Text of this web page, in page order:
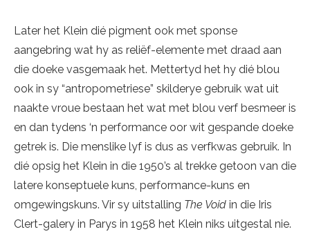
Later het Klein dié pigment ook met sponse
aangebring wat hy as reliëf-elemente met draad aan
die doeke vasgemaak het. Mettertyd het hy dié blou
ook in sy “antropometriese” skilderye gebruik wat uit
naakte vroue bestaan het wat met blou verf besmeer is
en dan tydens ‘n performance oor wit gespande doeke
getrek is. Die menslike lyf is dus as verfkwas gebruik. In
dié opsig het Klein in die 1950’s al trekke getoon van die
latere konseptuele kuns, performance-kuns en
omgewingskuns. Vir sy uitstalling The Void in die Iris
Clert-galery in Parys in 1958 het Klein niks uitgestal nie.